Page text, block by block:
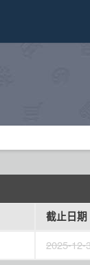
截止日期
2025-12-